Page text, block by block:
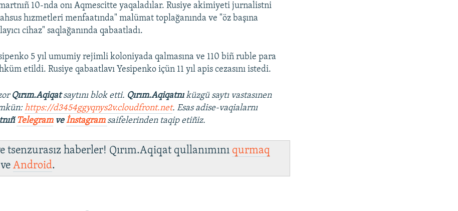
10-nda onı Aqmescitte yaqaladılar. Rusiye akimiyeti jurnalistni
hızmetleri menfaatında" malümat toplağanında ve "öz başına
cihaz" saqlağanında qabaatladı.
5 yıl umumiy rejimli koloniyada qalmasına ve 110 biñ ruble para
etildi. Rusiye qabaatlavı Yesipenko içün 11 yıl apis cezasını istedi.
Qırım.Aqiqatsaytını blok etti. Qırım.Aqiqatnıküzgü saytı vastasınen
https://d3454ggyqnys2v.cloudfront.net. Esas adise-vaqialarnı
Telegramveİnstagram saifelerinden taqip etiñiz.
tsenzurasız haberler! Qırım.Aqiqat qullanımını qurmaq
veAndroid.